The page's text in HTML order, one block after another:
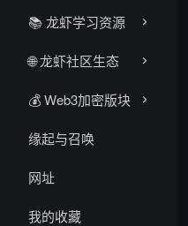
📚 龙虾学习资源
🌐 龙虾社区生态
‌💰‌ Web3加密版块
缘起与召唤
网址
我的收藏